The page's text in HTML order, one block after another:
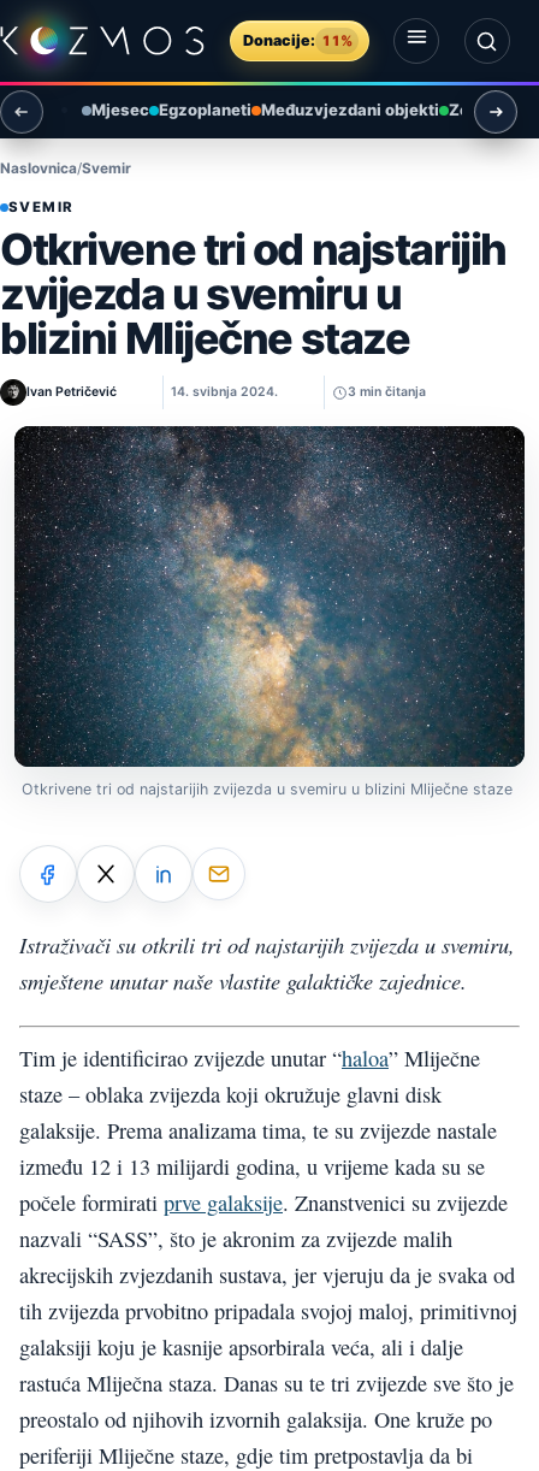
Preskoči na sadržaj
Donacije: 11%
Otvori izbornik
Otvori pretragu
Mjesec Egzoplaneti Međuzvjezdani objekti Zemlja i
Naslovnica Svemir
SVEMIR
Otkrivene tri od najstarijih
zvijezda u svemiru u
blizini Mliječne staze
Ivan Petričević 14. svibnja 2024. 3 min čitanja
Otkrivene tri od najstarijih zvijezda u svemiru u blizini Mliječne staze
Istraživači su otkrili tri od najstarijih zvijezda u svemiru,
smještene unutar naše vlastite galaktičke zajednice.
Tim je identificirao zvijezde unutar “haloa” Mliječne
staze – oblaka zvijezda koji okružuje glavni disk
galaksije. Prema analizama tima, te su zvijezde nastale
između 12 i 13 milijardi godina, u vrijeme kada su se
počele formirati prve galaksije. Znanstvenici su zvijezde
nazvali “SASS”, što je akronim za zvijezde malih
akrecijskih zvjezdanih sustava, jer vjeruju da je svaka od
tih zvijezda prvobitno pripadala svojoj maloj, primitivnoj
galaksiji koju je kasnije apsorbirala veća, ali i dalje
rastuća Mliječna staza. Danas su te tri zvijezde sve što je
preostalo od njihovih izvornih galaksija. One kruže po
periferiji Mliječne staze, gdje tim pretpostavlja da bi